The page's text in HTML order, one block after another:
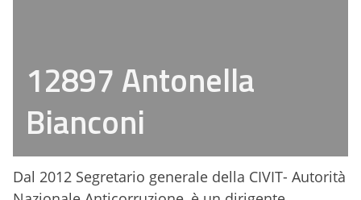
12897 Antonella
Bianconi
Dal 2012 Segretario generale della CIVIT- Autorità